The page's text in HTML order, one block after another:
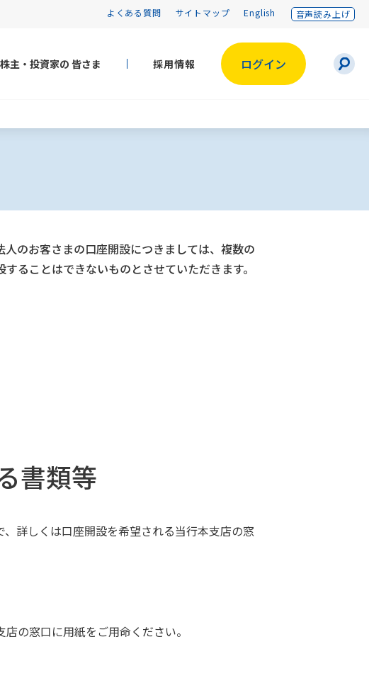
音声読み上げ
検
索
株主・投資家の 皆さま 採用情報 ログイン
よくある質問 サイトマップ English
のお客さまの口座開設につきましては、複数の
ることはできないものとさせていただきます。
書類等
詳しくは口座開設を希望される当行本支店の窓
の窓口に用紙をご用命ください。